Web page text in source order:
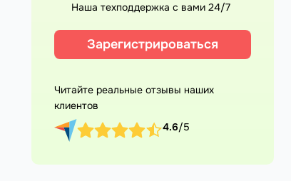
Наша техподдержка с вами 24/7
Зарегистрироваться
Читайте реальные отзывы наших
клиентов
4.6/5